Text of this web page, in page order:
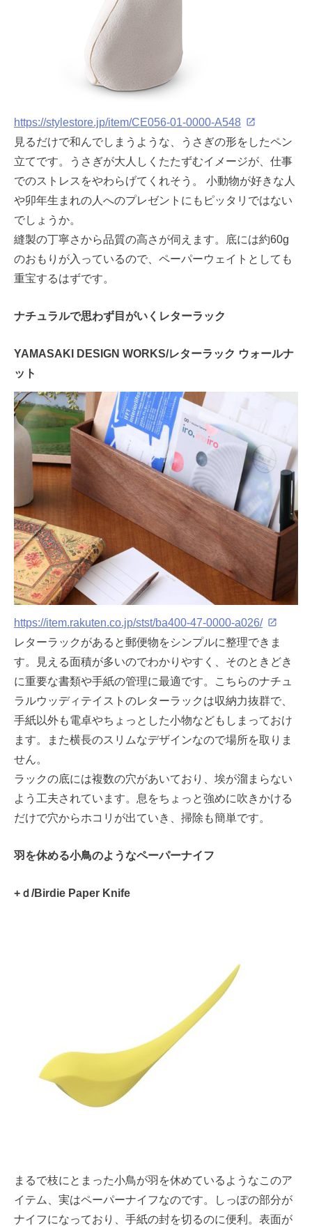
https://stylestore.jp/item/CE056-01-0000-A548
見るだけで和んでしまうような、うさぎの形をしたペン
立てです。うさぎが大人しくたたずむイメージが、仕事
でのストレスをやわらげてくれそう。 小動物が好きな人
や卯年生まれの人へのプレゼントにもピッタリではない
でしょうか。
縫製の丁寧さから品質の高さが伺えます。底には約60g
のおもりが入っているので、ペーパーウェイトとしても
重宝するはずです。
ナチュラルで思わず目がいくレターラック
YAMASAKI DESIGN WORKS/レターラック ウォールナ
ット
https://item.rakuten.co.jp/stst/ba400-47-0000-a026/
レターラックがあると郵便物をシンプルに整理できま
す。見える面積が多いのでわかりやすく、そのときどき
に重要な書類や手紙の管理に最適です。こちらのナチュ
ラルウッディテイストのレターラックは収納力抜群で、
手紙以外も電卓やちょっとした小物などもしまっておけ
ます。また横長のスリムなデザインなので場所を取りま
せん。
ラックの底には複数の穴があいており、埃が溜まらない
よう工夫されています。息をちょっと強めに吹きかける
だけで穴からホコリが出ていき、掃除も簡単です。
羽を休める小鳥のようなペーパーナイフ
+ｄ/Birdie Paper Knife
まるで枝にとまった小鳥が羽を休めているようなこのア
イテム、実はペーパーナイフなのです。しっぽの部分が
ナイフになっており、手紙の封を切るのに便利。表面が